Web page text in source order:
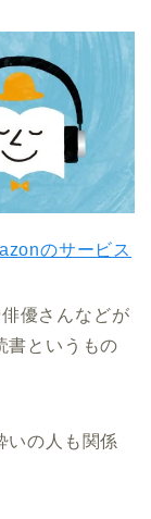
のサービス
優さんなどが
書というもの
いの人も関係